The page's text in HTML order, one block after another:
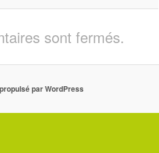
sont fermés.
par WordPress